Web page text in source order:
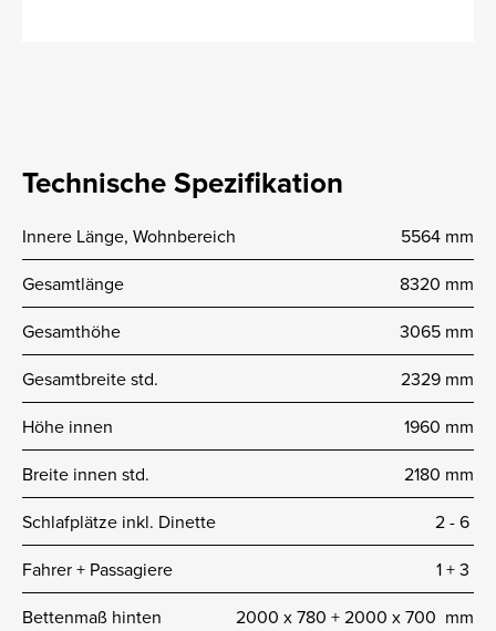
Technische Spezifikation
Innere Länge, Wohnbereich
5564 mm
Gesamtlänge
8320 mm
Gesamthöhe
3065 mm
Gesamtbreite std.
2329 mm
Höhe innen
1960 mm
Breite innen std.
2180 mm
Schlafplätze inkl. Dinette
2 -­ 6
Fahrer + Passagiere
1 + 3
Bettenmaß hinten
2000 x 780 + 2000 x 700 mm